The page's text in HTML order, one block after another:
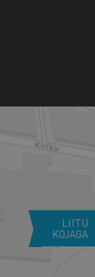
LIITU
KOJAGA